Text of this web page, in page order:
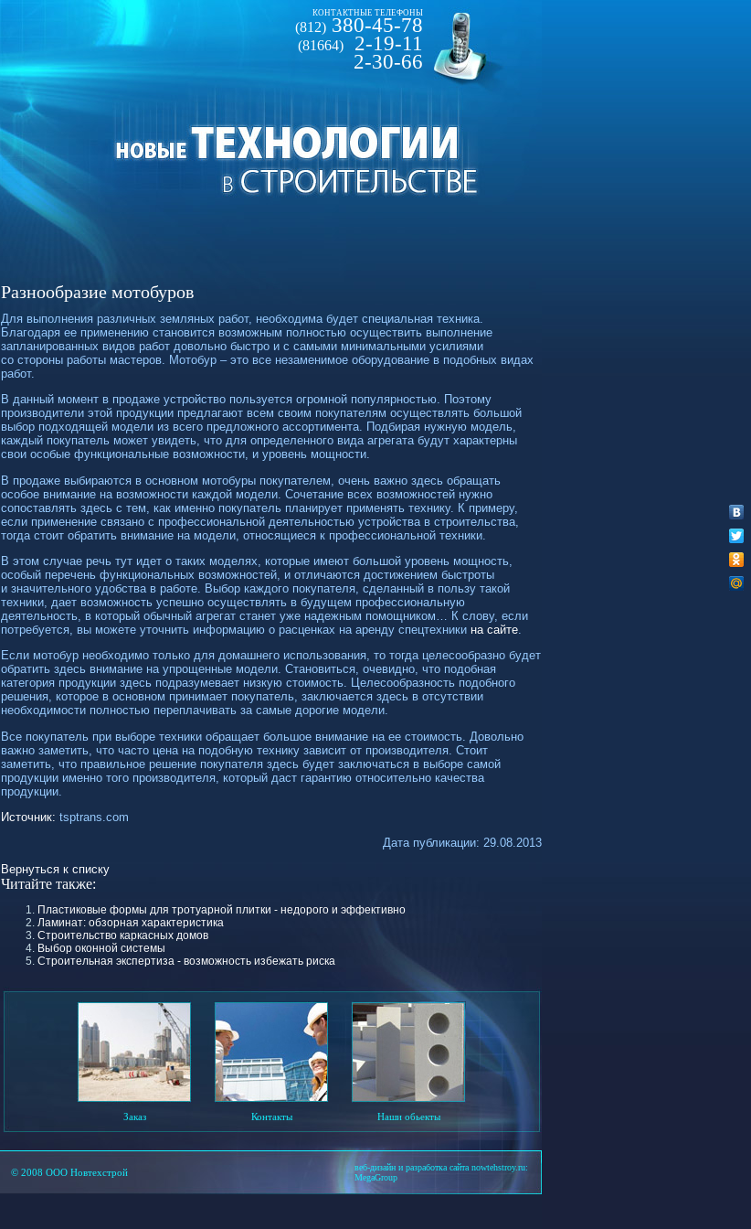
КОНТАКТНЫЕ ТЕЛЕФОНЫ
(812) 380-45-78
(81664)
2-19-11
2-30-66
Разнообразие мотобуров
Для выполнения различных земляных работ, необходима будет специальная техника.
Благодаря ее применению становится возможным полностью осуществить выполнение
запланированных видов работ довольно быстро и с самыми минимальными усилиями
со стороны работы мастеров. Мотобур – это все незаменимое оборудование в подобных видах
работ.
В данный момент в продаже устройство пользуется огромной популярностью. Поэтому
производители этой продукции предлагают всем своим покупателям осуществлять большой
выбор подходящей модели из всего предложного ассортимента. Подбирая нужную модель,
каждый покупатель может увидеть, что для определенного вида агрегата будут характерны
свои особые функциональные возможности, и уровень мощности.
В продаже выбираются в основном мотобуры покупателем, очень важно здесь обращать
особое внимание на возможности каждой модели. Сочетание всех возможностей нужно
сопоставлять здесь с тем, как именно покупатель планирует применять технику. К примеру,
если применение связано с профессиональной деятельностью устройства в строительства,
тогда стоит обратить внимание на модели, относящиеся к профессиональной техники.
В этом случае речь тут идет о таких моделях, которые имеют большой уровень мощность,
особый перечень функциональных возможностей, и отличаются достижением быстроты
и значительного удобства в работе. Выбор каждого покупателя, сделанный в пользу такой
техники, дает возможность успешно осуществлять в будущем профессиональную
деятельность, в который обычный агрегат станет уже надежным помощником… К слову, если
потребуется, вы можете уточнить информацию о расценках на аренду спецтехники на сайте
Если мотобур необходимо только для домашнего использования, то тогда целесообразно будет
обратить здесь внимание на упрощенные модели. Становиться, очевидно, что подобная
категория продукции здесь подразумевает низкую стоимость. Целесообразность подобного
решения, которое в основном принимает покупатель, заключается здесь в отсутствии
необходимости полностью переплачивать за самые дорогие модели.
Все покупатель при выборе техники обращает большое внимание на ее стоимость. Довольно
важно заметить, что часто цена на подобную технику зависит от производителя. Стоит
заметить, что правильное решение покупателя здесь будет заключаться в выборе самой
продукции именно того производителя, который даст гарантию относительно качества
продукции.
Источник: tsptrans.com
Дата публикации: 29.08.2013
Вернуться к списку
Читайте также:
Пластиковые формы для тротуарной плитки - недорого и эффективно
Ламинат: обзорная характеристика
Строительство каркасных домов
Выбор оконной системы
Строительная экспертиза - возможность избежать риска
Заказ Контакты Наши обьекты
© 2008 ООО Новтехстрой
веб-дизайн и разработка сайта nowtehstroy.ru:
MegaGroup